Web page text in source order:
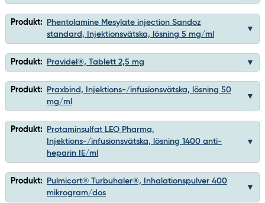
Produkt:
Phentolamine Mesylate injection Sandoz
standard, Injektionsvätska, lösning 5 mg/ml
Produkt: Pravidel®, Tablett 2,5 mg
Produkt:
Praxbind, Injektions-/infusionsvätska, lösning 50
mg/ml
Produkt:
Protaminsulfat LEO Pharma,
Injektions-/infusionsvätska, lösning 1400 anti-
heparin IE/ml
Produkt:
Pulmicort® Turbuhaler®, Inhalationspulver 400
mikrogram/dos